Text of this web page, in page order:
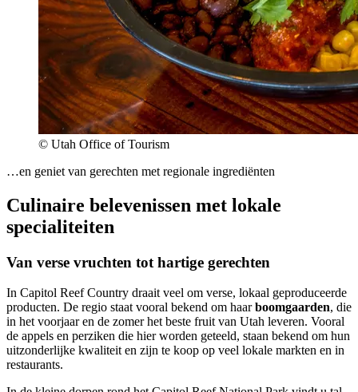
© Utah Office of Tourism
…en geniet van gerechten met regionale ingrediënten
Culinaire belevenissen met lokale
specialiteiten
Van verse vruchten tot hartige gerechten
In Capitol Reef Country draait veel om verse, lokaal geproduceerde
producten. De regio staat vooral bekend om haarboomgaarden, die
in het voorjaar en de zomer het beste fruit van Utah leveren. Vooral
de appels en perziken die hier worden geteeld, staan bekend om hun
uitzonderlijke kwaliteit en zijn te koop op veel lokale markten en in
restaurants.